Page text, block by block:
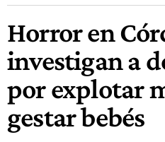
Horror en
investigan a
por explotar
gestar bebés